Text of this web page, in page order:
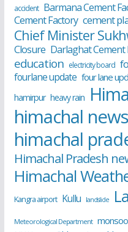
accident Barmana Cement
Cement Factory cement
Chief Minister
Closure Darlaghat Cement
education electricity board
fourlane update four lane
hamirpur heavy rain
himachal news
himachal
Himachal Pradesh
Himachal
Kangra airport Kullu landslide
Meteorological Department